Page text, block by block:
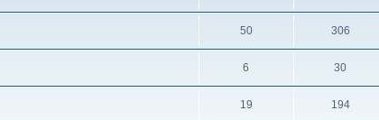
50 306
6 30
19 194